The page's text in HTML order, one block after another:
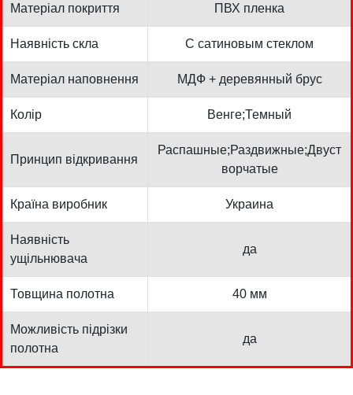
Матеріал покриття ПВХ пленка
Наявність скла С сатиновым стеклом
Матеріал наповнення МДФ + деревянный брус
Колір Венге;Темный
Принцип відкривання
Распашные;Раздвижные;Двуст
ворчатые
Країна виробник Украина
Наявність
ущільнювача
да
Товщина полотна 40 мм
Можливість підрізки
полотна
да